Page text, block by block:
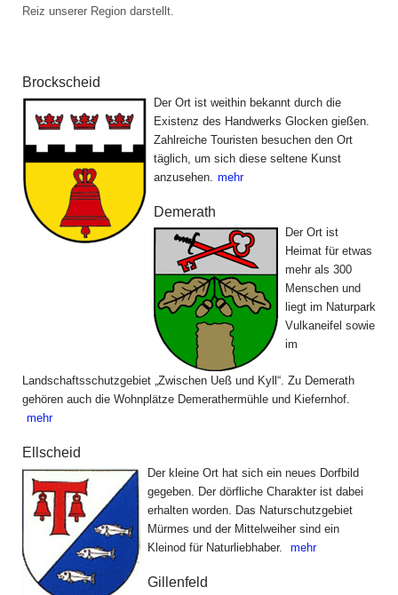
Reiz unserer Region darstellt.
Brockscheid
Der Ort ist weithin bekannt durch die
Existenz des Handwerks Glocken gießen.
Zahlreiche Touristen besuchen den Ort
täglich, um sich diese seltene Kunst
anzusehen. mehr
Demerath
Der Ort ist
Heimat für etwas
mehr als 300
Menschen und
liegt im Naturpark
Vulkaneifel sowie
im
Landschaftsschutzgebiet „Zwischen Ueß und Kyll“. Zu Demerath
gehören auch die Wohnplätze Demerathermühle und Kiefernhof.
mehr
Ellscheid
Der kleine Ort hat sich ein neues Dorfbild
gegeben. Der dörfliche Charakter ist dabei
erhalten worden. Das Naturschutzgebiet
Mürmes und der Mittelweiher sind ein
Kleinod für Naturliebhaber.
mehr
Gillenfeld